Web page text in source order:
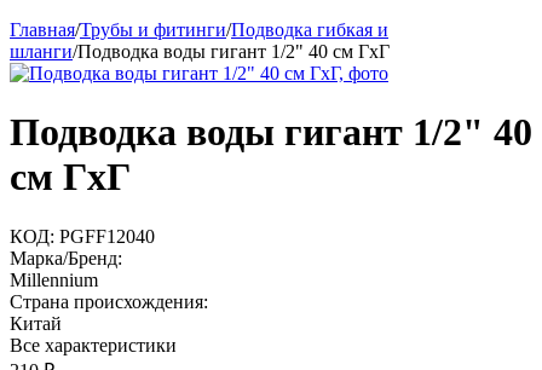
Главная/Трубы и фитинги/Подводка гибкая и
шланги/Подводка воды гигант 1/2" 40 см ГхГ
Подводка воды гигант 1/2" 40
см ГхГ
КОД: PGFF12040
Марка/Бренд:
Millennium
Страна происхождения:
Китай
Все характеристики